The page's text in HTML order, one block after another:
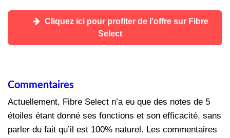
Cliquez ici pour profiter de l'offre sur Fibre
Select
Commentaires
Actuellement, Fibre Select n’a eu que des notes de 5
étoiles étant donné ses fonctions et son efficacité, sans
parler du fait qu’il est 100% naturel. Les commentaires